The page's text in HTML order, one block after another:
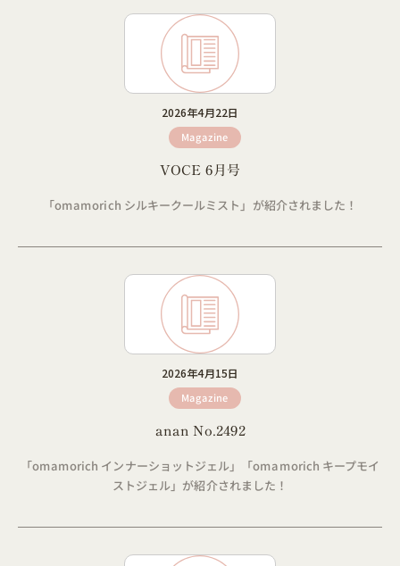
2026年4月22日
Magazine
VOCE 6月号
「omamorich シルキークールミスト」が紹介されました！
2026年4月15日
Magazine
anan No.2492
「omamorich インナーショットジェル」「omamorich キープモイ
ストジェル」が紹介されました！